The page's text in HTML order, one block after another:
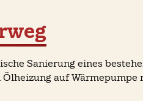
Sanierung eines
Ölheizung auf